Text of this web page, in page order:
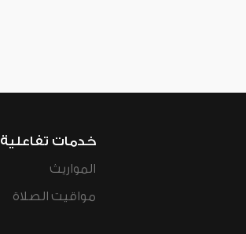
خدمات تفاعلية
المواريث
مواقيت الصلاة